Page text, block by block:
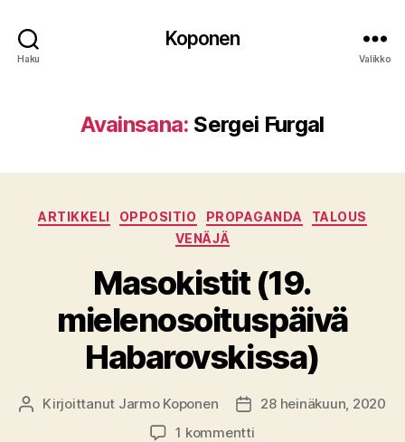
Haku
Koponen
Valikko
Avainsana: Sergei Furgal
Kategoriat
ARTIKKELI OPPOSITIO PROPAGANDA
TALOUS
VENÄJÄ
Masokistit (19.
mielenosoituspäivä
Habarovskissa)
Kirjoittaja
Kirjoittanut Jarmo Koponen Julkaisupäivämäärä
28 heinäkuun, 2020
1 kommenttiartikkeliin